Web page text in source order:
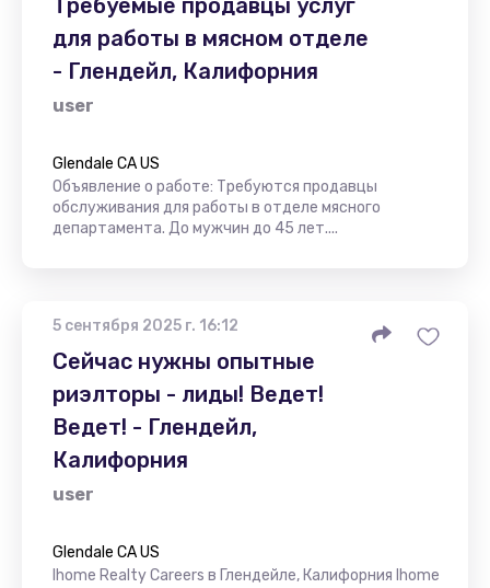
Требуемые продавцы услуг
для работы в мясном отделе
- Глендейл, Калифорния
user
Glendale CA US
Объявление о работе: Требуются продавцы
обслуживания для работы в отделе мясного
департамента. До мужчин до 45 лет....
5 сентября 2025 г. 16:12
Сейчас нужны опытные
риэлторы - лиды! Ведет!
Ведет! - Глендейл,
Калифорния
user
Glendale CA US
Ihome Realty Careers в Глендейле, Калифорния Ihome